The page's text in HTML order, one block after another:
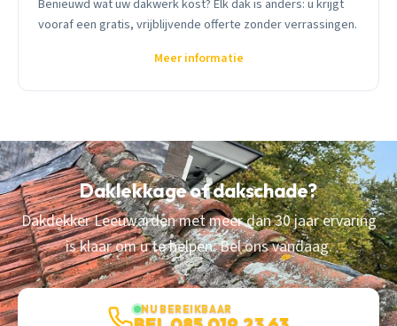
Benieuwd wat uw dakwerk kost? Elk dak is anders: u krijgt
vooraf een gratis, vrijblijvende offerte zonder verrassingen.
Meer informatie
Daklekkage of dakschade?
Dakdekker Leeuwarden met meer dan 30 jaar ervaring
is klaar om u te helpen. Bel ons vandaag.
NU BEREIKBAAR